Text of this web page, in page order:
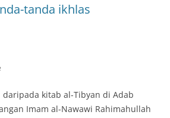
tanda ikhlas
kitab al-Tibyan di Adab
Imam al-Nawawi Rahimahullah